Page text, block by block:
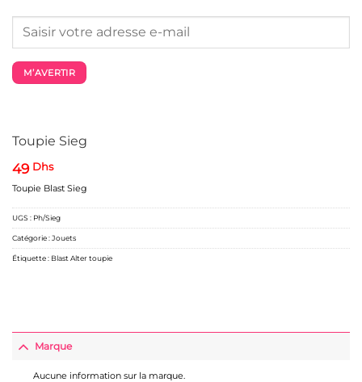
Toupie Sieg
49 Dhs
Toupie Blast Sieg
M’AVERTIR
UGS : Ph/Sieg
Catégorie :Jouets
Étiquette : Blast Alter toupie
Marque
Aucune information sur la marque.